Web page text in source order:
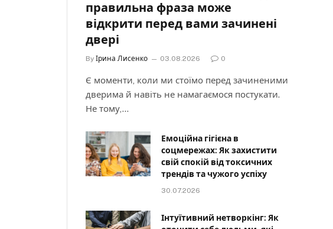
правильна фраза може
відкрити перед вами зачинені
двері
By Ірина Лисенко 03.08.2026 0
Є моменти, коли ми стоїмо перед зачиненими
дверима й навіть не намагаємося постукати.
Не тому,…
Емоційна гігієна в
соцмережах: Як захистити
свій спокій від токсичних
трендів та чужого успіху
30.07.2026
Інтуїтивний нетворкінг: Як